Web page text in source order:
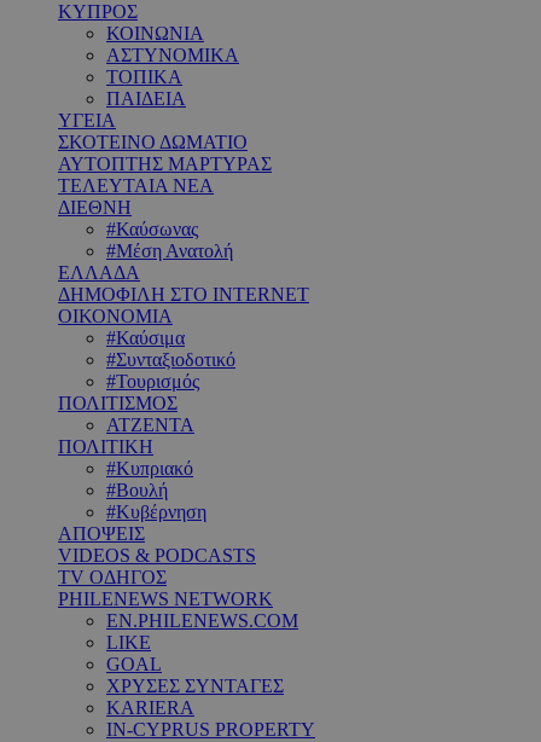
ΚΥΠΡΟΣ
ΚΟΙΝΩΝΙΑ
ΑΣΤΥΝΟΜΙΚΑ
ΤΟΠΙΚΑ
ΠΑΙΔΕΙΑ
ΥΓΕΙΑ
ΣΚΟΤΕΙΝΟ ΔΩΜΑΤΙΟ
ΑΥΤΟΠΤΗΣ ΜΑΡΤΥΡΑΣ
ΤΕΛΕΥΤΑΙΑ ΝΕΑ
ΔΙΕΘΝΗ
#Καύσωνας
#Μέση Ανατολή
ΕΛΛΑΔΑ
ΔΗΜΟΦΙΛΗ ΣΤΟ INTERNET
ΟΙΚΟΝΟΜΙΑ
#Καύσιμα
#Συνταξιοδοτικό
#Τουρισμός
ΠΟΛΙΤΙΣΜΟΣ
ΑΤΖΕΝΤΑ
ΠΟΛΙΤΙΚΗ
#Κυπριακό
#Βουλή
#Κυβέρνηση
ΑΠΟΨΕΙΣ
VIDEOS & PODCASTS
TV ΟΔΗΓΟΣ
PHILENEWS NETWORK
EN.PHILENEWS.COM
LIKE
GOAL
ΧΡΥΣΕΣ ΣΥΝΤΑΓΕΣ
KARIERA
IN-CYPRUS PROPERTY